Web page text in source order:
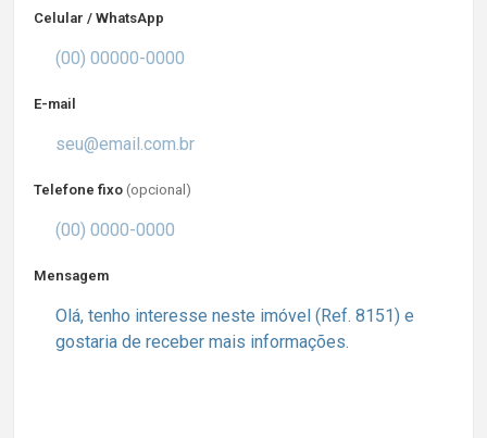
Celular / WhatsApp
E-mail
Telefone fixo (opcional)
Mensagem